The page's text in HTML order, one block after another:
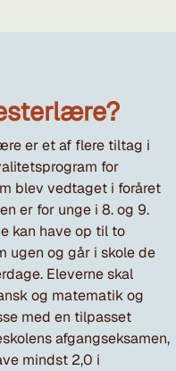
er et af flere tiltag i
for
blev vedtaget i foråret
er for unge i 8. og 9.
kan have op til to
ugen og går i skole de
Eleverne skal
og matematik og
med en tilpasset
afgangseksamen,
mindst 2,0 i